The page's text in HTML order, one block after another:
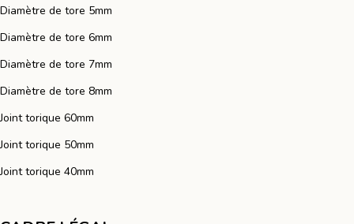
Diamètre de tore 5mm
Diamètre de tore 6mm
Diamètre de tore 7mm
Diamètre de tore 8mm
Joint torique 60mm
Joint torique 50mm
Joint torique 40mm